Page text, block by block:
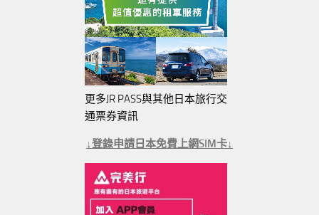
更多JR PASS與其他日本旅行交
通票券資訊
↓登錄申請日本免費上網SIM卡↓